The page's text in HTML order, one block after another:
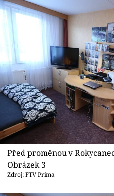
Před proměnou v
Obrázek 3
Zdroj: FTV Prima